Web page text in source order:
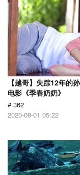
【越哥】失踪12年的
电影《季春奶奶》
# 362
2020-08-01 05:22